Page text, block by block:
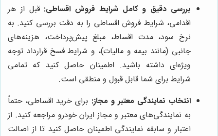
بررسی دقیق و کامل شرایط فروش اقساطی: قبل از هر
اقدامی، شرایط فروش اقساطی را به دقت بررسی کنید. به
نرخ سود، مدت اقساط، مبلغ پیش‌پرداخت، هزینه‌های
جانبی (مانند بیمه و مالیات)، و شرایط فسخ قرارداد توجه
ویژه‌ای داشته باشید. اطمینان حاصل کنید که تمامی
شرایط برای شما قابل قبول و منطقی است.
انتخاب نمایندگی معتبر و مجاز: برای خرید اقساطی، حتماً
به نمایندگی‌های معتبر و مجاز ایران خودرو مراجعه کنید. از
اعتبار و سابقه نمایندگی اطمینان حاصل کنید تا از اصالت